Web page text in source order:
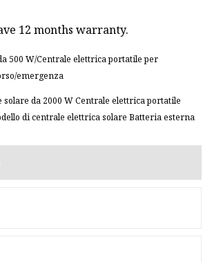
12 months warranty.
500 W/Centrale elettrica portatile per
emergenza
da 2000 W Centrale elettrica portatile
di centrale elettrica solare Batteria esterna